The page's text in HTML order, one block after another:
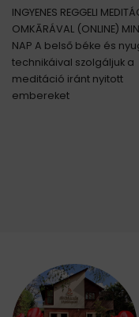
INGYENES REGGELI
OMKĀRÁVAL (ONLINE)
NAP A belső béke és
technikáival szolgáljuk a
meditáció iránt nyitott
embereket